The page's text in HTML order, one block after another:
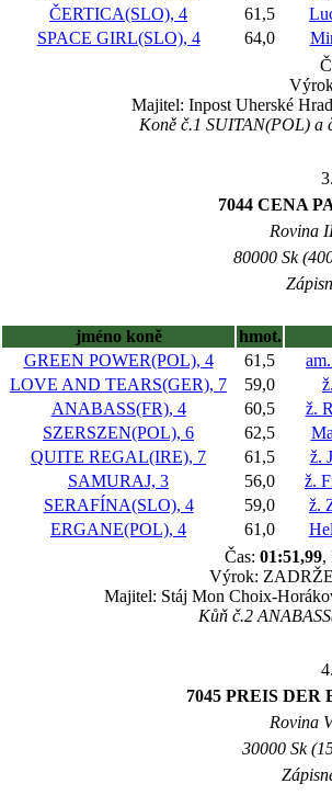
ČERTICA(SLO), 4 61,5
SPACE GIRL(SLO), 4 64,0
Majitel: Inpost Uherské
Koně č.1 SUITAN(POL) a
7044 CENA
Rovina
80000 Sk
jméno koně
hmot.
GREEN POWER(POL), 4 61,5
LOVE AND TEARS(GER), 7 59,0
ANABASS(FR), 4 60,5
ž.
SZERSZEN(POL), 6 62,5
QUITE REGAL(IRE), 7 61,5
ž.
SAMURAJ, 3 56,0
ž.
SERAFÍNA(SLO), 4 59,0
ž.
ERGANE(POL), 4 61,0
Čas: 01:51,99,
Výrok:
Majitel: Stáj Mon Choix-
Kůň č.2
7045 PREIS
Rovina
30000 Sk